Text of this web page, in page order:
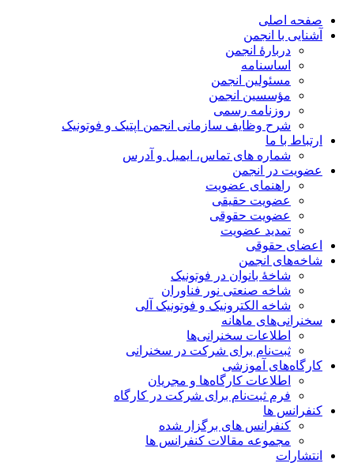
صفحه اصلی
آشنایی با انجمن
دربارۀ انجمن
اساسنامه
مسئولین انجمن
مؤسسین انجمن
روزنامه رسمی
شرح وظایف سازمانی انجمن اپتیک و فوتونیک
ارتباط با ما
شماره های تماس، ایمیل و آدرس
عضویت در انجمن
راهنمای عضویت
عضویت حقیقی
عضویت حقوقی
تمدید عضویت
اعضای حقوقی
شاخه‌های انجمن
شاخۀ بانوان در فوتونیک
شاخه صنعتی نور فناوران
شاخه‌ الکترونیک و فوتونیک آلی
سخنرانی‌های ماهانه
اطلاعات سخنرانی‌‌ها
ثبت‌نام برای شرکت در سخنرانی
کارگاه‌های آموزشی
اطلاعات کارگاه‌ها و مجریان
فرم ثبت‌نام برای شرکت در کارگاه
کنفرانس ها
کنفرانس های برگزار شده
مجموعه مقالات کنفرانس ها
انتشارات